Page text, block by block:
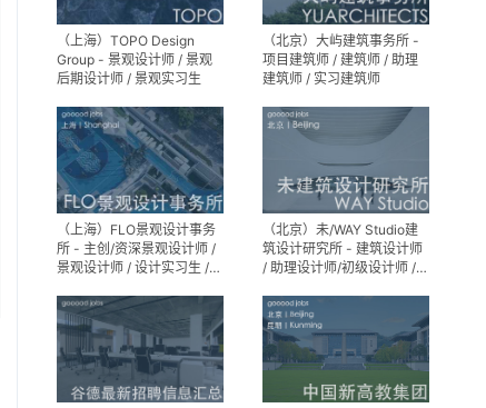
（上海）TOPO Design
Group - 景观设计师 / 景观
后期设计师 / 景观实习生
（北京）大屿建筑事务所 -
项目建筑师 / 建筑师 / 助理
建筑师 / 实习建筑师
（上海）FLO景观设计事务
所 - 主创/资深景观设计师 /
景观设计师 / 设计实习生 /
设计师
（北京）未/WAY Studio建
筑设计研究所 - 建筑设计师
/ 助理设计师/初级设计师 /
助理